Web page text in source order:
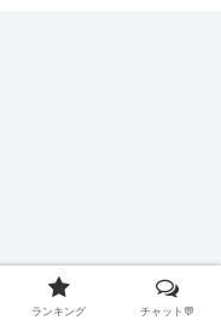
ランキング チャット💬